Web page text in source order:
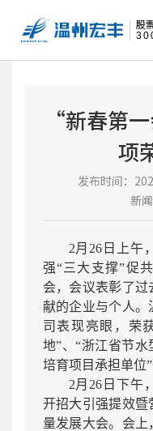
股
“新春第
项
发布时间：
新
2月26日上午
强“三大支撑”促
会，会议表彰了
献的企业与个人
司表现亮眼，荣
地”、“浙江省节水
培育项目承担单位”
2月26日下午
开招大引强提效
量发展大会。会